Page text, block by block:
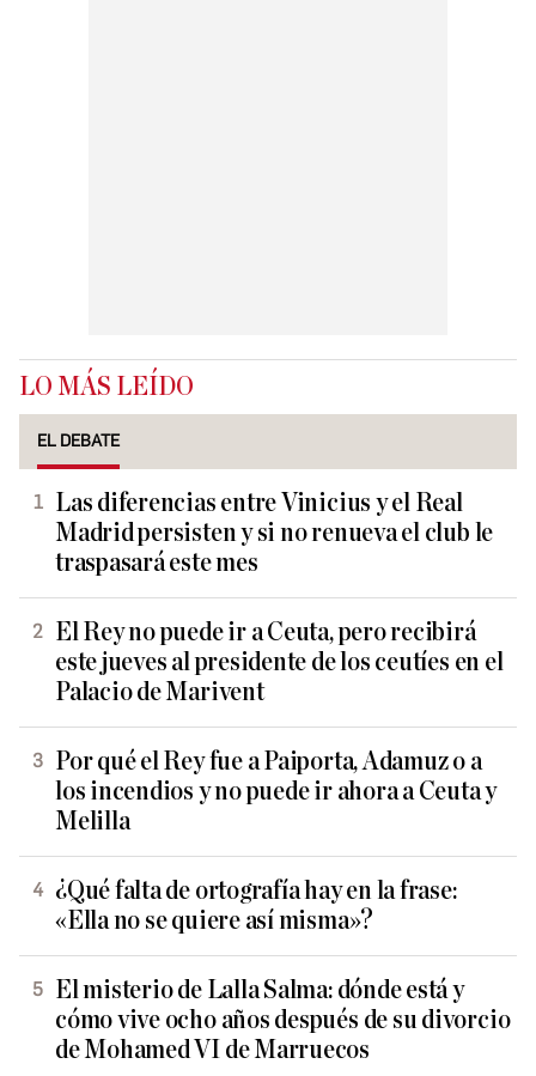
LO MÁS LEÍDO
EL DEBATE
Las diferencias entre Vinicius y el Real
Madrid persisten y si no renueva el club le
traspasará este mes
El Rey no puede ir a Ceuta, pero recibirá
este jueves al presidente de los ceutíes en el
Palacio de Marivent
Por qué el Rey fue a Paiporta, Adamuz o a
los incendios y no puede ir ahora a Ceuta y
Melilla
¿Qué falta de ortografía hay en la frase:
«Ella no se quiere así misma»?
El misterio de Lalla Salma: dónde está y
cómo vive ocho años después de su divorcio
de Mohamed VI de Marruecos